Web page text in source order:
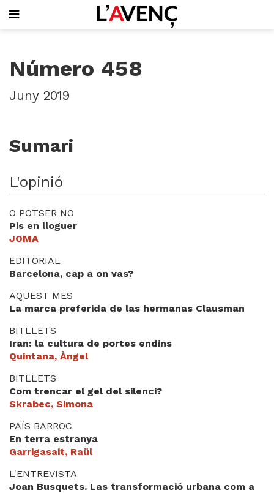
PORTADA
QUI SOM
L'AVENÇ PAPER
PUBLICITAT
VIDEOTECA
Focus
Entrevistes
Actualitat
Mirador
Termes legals
Número 458
Juny 2019
Sumari
L'opinió
O POTSER NO
Pis en lloguer
JOMA
EDITORIAL
Barcelona, cap a on vas?
AQUEST MES
La marca preferida de las hermanas Clausman
BITLLETS
Iran: la cultura de portes endins
Quintana, Àngel
BITLLETS
Com trencar el gel del silenci?
Skrabec, Simona
PAÍS BARROC
En terra estranya
Garrigasait, Raül
L'ENTREVISTA
Joan Busquets. Las transformació urbana com a